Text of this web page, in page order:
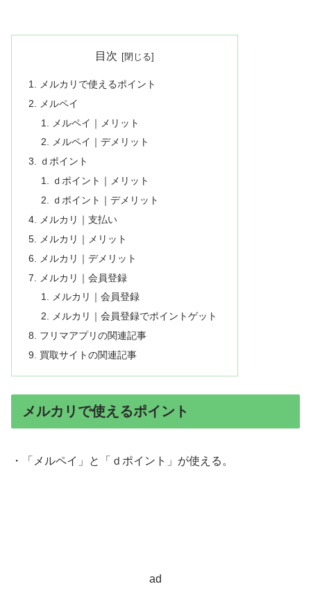
目次
メルカリで使えるポイント
メルペイ
メルペイ｜メリット
メルペイ｜デメリット
ｄポイント
ｄポイント｜メリット
ｄポイント｜デメリット
メルカリ｜支払い
メルカリ｜メリット
メルカリ｜デメリット
メルカリ｜会員登録
メルカリ｜会員登録
メルカリ｜会員登録でポイントゲット
フリマアプリの関連記事
買取サイトの関連記事
メルカリで使えるポイント
・「メルペイ」と「ｄポイント」が使える。
ad